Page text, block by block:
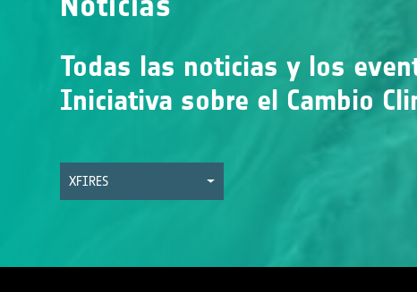
Todas las noticias y los
Iniciativa sobre el Cambio
XFIRES